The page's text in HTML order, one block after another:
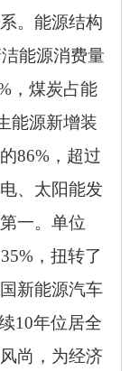
。能源结构
能源消费量
，煤炭占能
能源新增装
86%，超过
、太阳能发
一。单位
，扭转了
新能源汽车
10年位居全
尚，为经济